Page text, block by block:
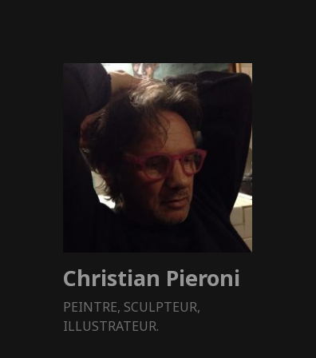
Christian Pieroni
PEINTRE, SCULPTEUR,
ILLUSTRATEUR.